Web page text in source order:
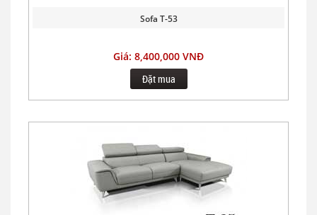
Sofa T-53
Giá: 8,400,000 VNĐ
Đặt mua